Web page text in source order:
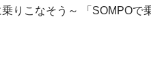
りこなそう～ 「SOMPOで